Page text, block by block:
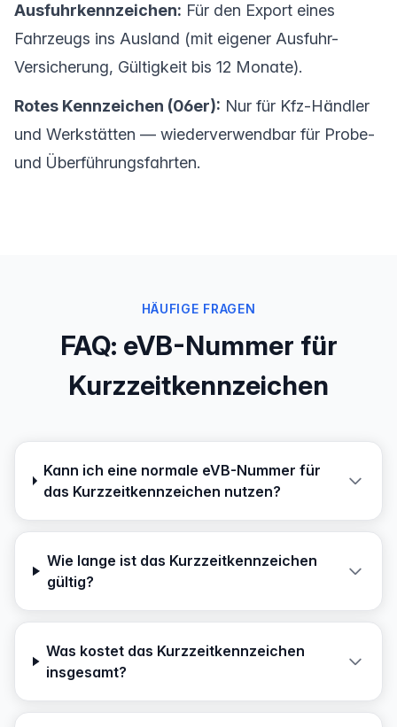
Ausfuhrkennzeichen: Für den Export eines
Fahrzeugs ins Ausland (mit eigener Ausfuhr-
Versicherung, Gültigkeit bis 12 Monate).
Rotes Kennzeichen (06er): Nur für Kfz-Händler
und Werkstätten — wiederverwendbar für Probe-
und Überführungsfahrten.
HÄUFIGE FRAGEN
FAQ: eVB-Nummer für
Kurzzeitkennzeichen
Kann ich eine normale eVB-Nummer für
das Kurzzeitkennzeichen nutzen?
Wie lange ist das Kurzzeitkennzeichen
gültig?
Was kostet das Kurzzeitkennzeichen
insgesamt?